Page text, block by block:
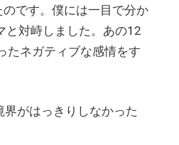
です。僕には一目で分か
と対峙しました。あの12
たネガティブな感情をす
がはっきりしなかった